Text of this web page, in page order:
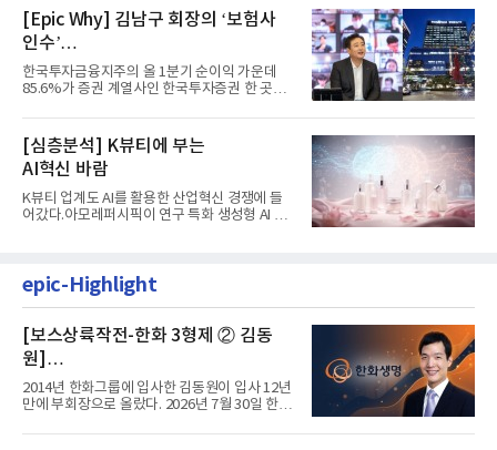
[Epic Why] 김남구 회장의 ‘보험사
인수’
발걸음이 신중해진 배경은?
한국투자금융지주의 올 1분기 순이익 가운데
85.6%가 증권 계열사인 한국투자증권 한 곳에
[심층분석] K뷰티에 부는
AI혁신 바람
K뷰티 업계도 AI를 활용한 산업혁신 경쟁에 들
어갔다.아모레퍼시픽이 연구 특화 생성형 AI 플
epic-Highlight
[보스상륙작전-한화 3형제 ② 김동
원]
입사 12년 만에 금융계열 수장 등극
2014년 한화그룹에 입사한 김동원이 입사 12년
만에 부회장으로 올랐다. 2026년 7월 30일 한화